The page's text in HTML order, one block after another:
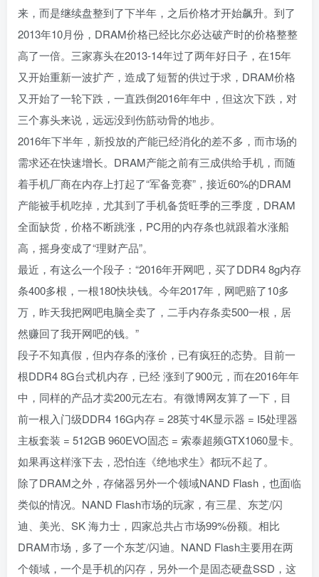
来，而是继续盘整到了下半年，之后价格才开始飙升。到了
2013年10月份，DRAM价格已经比尔必达破产时的价格整整
高了一倍。三家寡头在2013-14年过了两年好日子，在15年
又开始重新一波扩产，造成了短暂的供过于求，DRAM价格
又开始了一轮下跌，一直跌倒2016年年中，但这次下跌，对
三个寡头来说，远远没到伤筋动骨的地步。
2016年下半年，新投放的产能已经消化的差不多，而市场的
需求还在快速增长。DRAM产能之前有三成供给手机，而随
着手机厂商在内存上打起了“军备竞赛”，接近60%的DRAM
产能被手机吃掉，尤其到了手机备货旺季的三季度，DRAM
全面缺货，价格不断跳涨，PC用的内存条也就跟着水涨船
高，摇身变成了“理财产品”。
最近，有这么一个段子：“2016年开网吧，买了DDR4 8g内存
条400多根，一根180快块钱。今年2017年，网吧赔了10多
万，昨天我把网吧电脑全卖了，二手内存条卖500一根，居
然赚回了我开网吧的钱。”
段子不知真假，但内存条的涨价，已有疯狂的态势。目前一
根DDR4 8G台式机内存，已经 涨到了900元，而在2016年年
中，同样的产品才卖200元左右。有微博网友算了一下，目
前一根入门级DDR4 16G内存 = 28英寸4K显示器 = I5处理器
主板套装 = 512GB 960EVO固态 = 索泰超频GTX1060显卡。
如果再这样涨下去，恐怕连《绝地求生》都玩不起了。
除了DRAM之外，存储器另外一个领域NAND Flash，也面临
类似的情况。NAND Flash市场的玩家，有三星、东芝/闪
迪、美光、SK 海力士，四家总共占市场99%份额。相比
DRAM市场，多了一个东芝/闪迪。NAND Flash主要用在两
个领域，一个是手机的闪存，另外一个是固态硬盘SSD，这